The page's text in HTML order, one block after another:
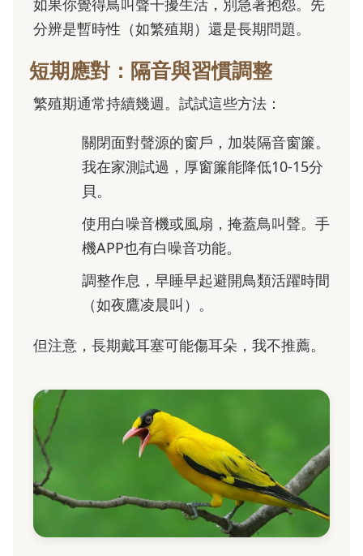
分辨是暫時性（如繁殖期）還是長期問題。
短期應對：隔音與習慣調整
繁殖期通常持續幾週。試試這些方法：
關閉面對聲源的窗戶，加裝隔音窗簾。
我在家測試過，厚窗簾能降低10-15分
貝。
使用白噪音機或風扇，掩蓋鳥叫聲。手
機APP也有白噪音功能。
調整作息，早睡早起避開鳥類活躍時間
（如夜鷹凌晨叫）。
但注意，長期戴耳塞可能傷耳朵，我不推薦。